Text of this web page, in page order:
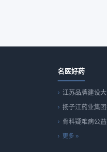
名医好药
江苏品牌建设
扬子江药业集
骨科疑难病公
更多 »